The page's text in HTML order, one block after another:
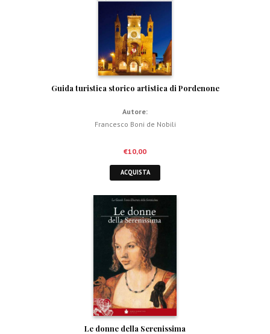
Guida turistica storico artistica di Pordenone
Autore:
Francesco Boni de Nobili
€10,00
ACQUISTA
Le donne della Serenissima